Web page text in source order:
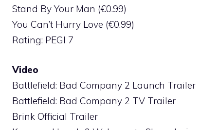
Stand By Your Man (€0.99)
You Can’t Hurry Love (€0.99)
Rating: PEGI 7
Video
Battlefield: Bad Company 2 Launch Trailer
Battlefield: Bad Company 2 TV Trailer
Brink Official Trailer